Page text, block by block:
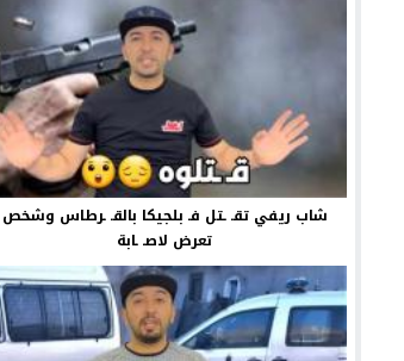
شاب ريفي تقـ ـتل فـ بلجيكا بالقـ ـرطاس وشخص
تعرض لاصـ ـابة